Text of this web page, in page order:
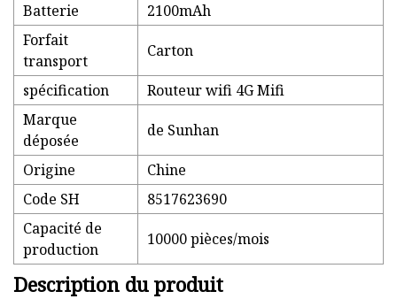
Batterie
2100mAh
Forfait
transport
Carton
spécification
Routeur wifi 4G Mifi
Marque
déposée
de Sunhan
Origine
Chine
Code SH
8517623690
Capacité de
production
10000 pièces/mois
Description du produit